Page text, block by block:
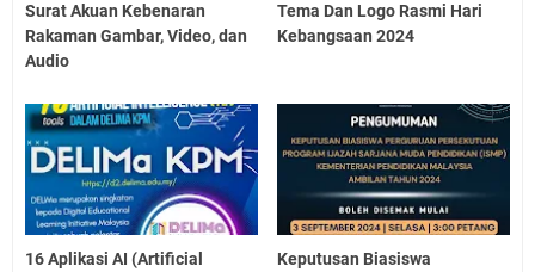
Surat Akuan Kebenaran
Rakaman Gambar, Video, dan
Audio
Tema Dan Logo Rasmi Hari
Kebangsaan 2024
16 Aplikasi AI (Artificial
Keputusan Biasiswa